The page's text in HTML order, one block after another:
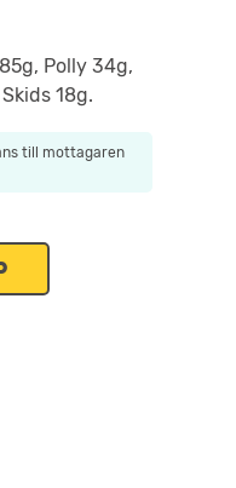
Polly 34g,
18g.
till mottagaren